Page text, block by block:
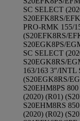
SC SELECT
S20EFK8RS/
PRO-RMK 155/
(S20EFK8RS/
S20EGK8PS/
SC SELECT
S20EGK8RS/
163/163 3″/INTL
(S20EGK8RS/
S20EHM8PS
(2020) (R01)
S20EHM8RS
(2020) (R02)